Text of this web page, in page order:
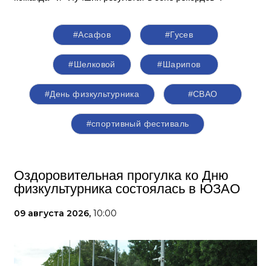
#Асафов #Гусев
#Шелковой #Шарипов
#День физкультурника #СВАО
#спортивный фестиваль
Оздоровительная прогулка ко Дню
физкультурника состоялась в ЮЗАО
09 августа 2026, 10:00